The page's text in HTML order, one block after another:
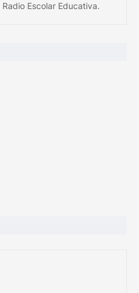
Escolar Educativa.